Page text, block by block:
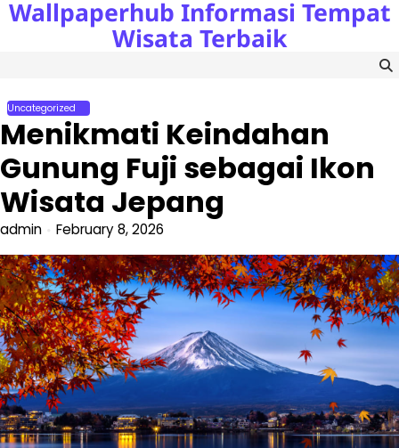
Skip
Wallpaperhub Informasi Tempat
Wisata Terbaik
Uncategorized
Menikmati Keindahan
Gunung Fuji sebagai Ikon
Wisata Jepang
admin February 8, 2026